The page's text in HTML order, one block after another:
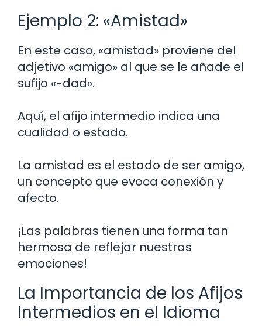
Ejemplo 2: «Amistad»
En este caso, «amistad» proviene del
adjetivo «amigo» al que se le añade el
sufijo «-dad».
Aquí, el afijo intermedio indica una
cualidad o estado.
La amistad es el estado de ser amigo,
un concepto que evoca conexión y
afecto.
¡Las palabras tienen una forma tan
hermosa de reflejar nuestras
emociones!
La Importancia de los Afijos
Intermedios en el Idioma